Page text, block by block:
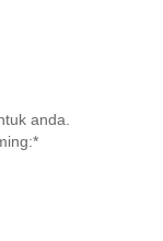
anda.